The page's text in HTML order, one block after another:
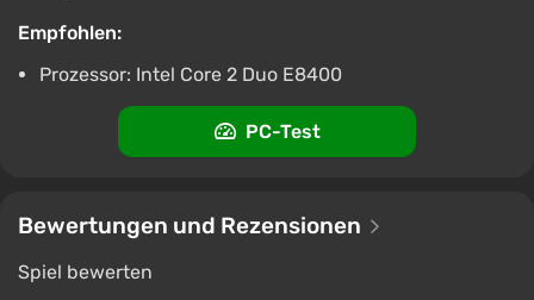
ggsel 4.2457 Bewertungen
Unterstützung bei VGTimes
Dark Quest 3 (PS4)
€17.99
Empfohlen:
Prozessor: Intel Core 2 Duo E8400
PC-Test
Bewertungen und Rezensionen
Spiel bewerten